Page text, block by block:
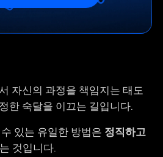
자신의 과정을 책임지는 태도
한 숙달을 이끄는 길입니다.
있는 유일한 방법은 정직하고
것입니다.